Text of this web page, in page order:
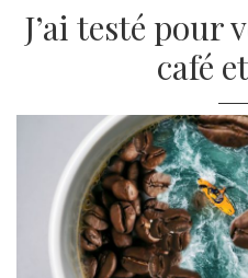
J’ai testé
café